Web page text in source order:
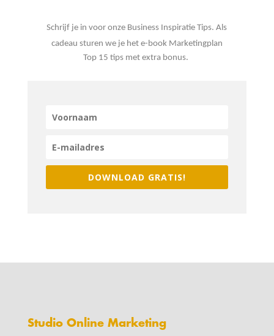
Schrijf je in voor onze Business Inspiratie Tips. Als
cadeau sturen we je het e-book Marketingplan
Top 15 tips met extra bonus.
DOWNLOAD GRATIS!
Studio Online Marketing